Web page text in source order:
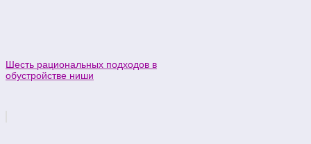
Шесть рациональных подходов в
обустройстве ниши